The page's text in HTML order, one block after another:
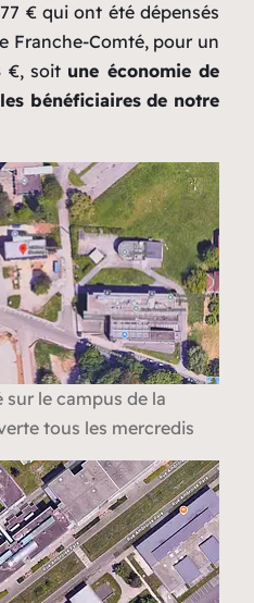
€ qui ont été dépensés
Franche-Comté, pour un
€, soit une économie de
bénéficiaires de notre
sur le campus de la
tous les mercredis